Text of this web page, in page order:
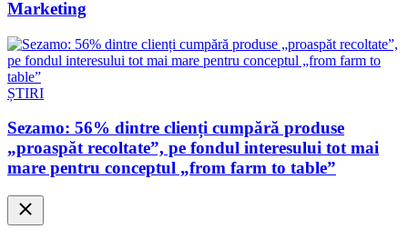
Marketing
ȘTIRI
Sezamo: 56% dintre clienți cumpără produse
„proaspăt recoltate”, pe fondul interesului tot mai
mare pentru conceptul „from farm to table”
Close